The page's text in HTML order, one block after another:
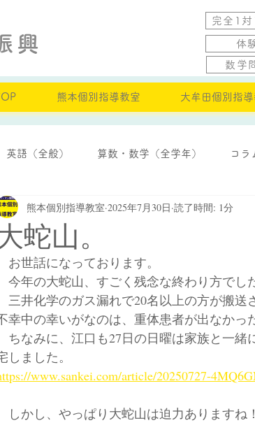
興
完全1
体
数学
熊本個別指導教室 大牟田個別指
英語（全般） 算数・数学（全学年） コラ
結果 自己肯定感・モチベーション
蛇山。
熊本個別指導教室 2025年7月30日 読了時間: 1分
お世話になっております。
今年の大蛇山、すごく残念な終わり方でし
三井化学のガス漏れで20名以上の方が搬送
幸中の幸いがなのは、重体患者が出なかっ
ちなみに、江口も27日の日曜は家族と一緒
しました。
www.sankei.com/article/20250727-
しかし、やっぱり大蛇山は迫力ありますね！